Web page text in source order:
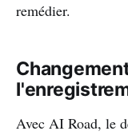
remédier.
Avec AI Road, le